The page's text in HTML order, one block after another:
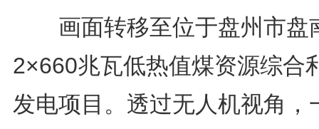
画面转移至位于盘州市盘
2×660兆瓦低热值煤资源综合
发电项目。透过无人机视角，